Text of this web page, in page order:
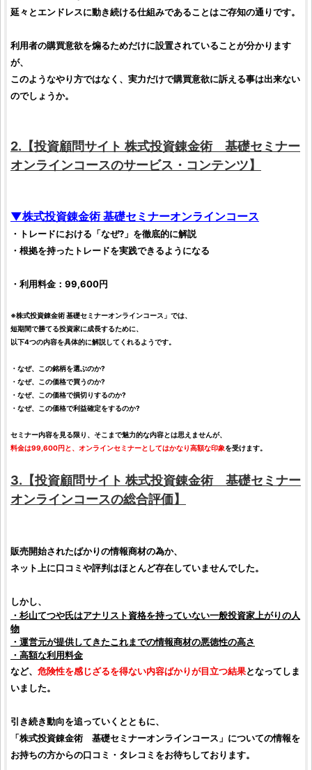
延々とエンドレスに動き続ける仕組みであることはご存知の通りです。
利用者の購買意欲を煽るためだけに設置されていることが分かります
が、
このようなやり方ではなく、実力だけで購買意欲に訴える事は出来ない
のでしょうか。
2.【投資顧問サイト 株式投資錬金術 基礎セミナー
オンラインコースのサービス・コンテンツ】
▼株式投資錬金術 基礎セミナーオンラインコース
・トレードにおける「なぜ?」を徹底的に解説
・根拠を持ったトレードを実践できるようになる
・利用料金：99,600円
※株式投資錬金術 基礎セミナーオンラインコース 」では、
短期間で勝てる投資家に成長するために、
以下4つの内容を具体的に解説してくれるようです。
・なぜ、この銘柄を選ぶのか?
・なぜ、この価格で買うのか?
・なぜ、この価格で損切りするのか?
・なぜ、この価格で利益確定をするのか?
セミナー内容を見る限り、そこまで魅力的な内容とは思えませんが、
料金は99,600円と、オンラインセミナーとしてはかなり高額な印象を受けます。
3.【投資顧問サイト 株式投資錬金術 基礎セミナー
オンラインコースの総合評価】
販売開始されたばかりの情報商材の為か、
ネット上に口コミや評判はほとんど存在していませんでした。
しかし、
・ 杉山てつや氏はアナリスト資格を持っていない一般投資家 上がりの人
物
・運営元が提供してきたこれまでの情報商材の悪徳性の高さ
・高額な利用料金
など、 危険性を感じざるを得ない内容ばかりが目立つ結果となってしま
いました。
引き続き動向を追っていくとともに、
「株式投資錬金術 基礎セミナーオンラインコース 」についての情報を
お持ちの方からの口コミ ・タレコミをお待ちしております。